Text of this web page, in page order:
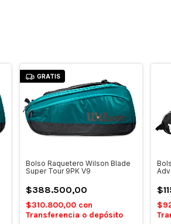
GRATIS
Bolso Raquetero Wilson Blade
Super Tour 9PK V9
$388.500,00
$310.800,00 con
Transferencia o depósito